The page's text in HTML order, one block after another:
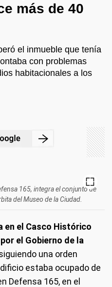
más de 40
el inmueble que tenía
con problemas
habitacionales a los
165, integra el conjunto de
del Museo de la Ciudad.
en el Casco Histórico
el Gobierno de la
una orden
estaba ocupado de
Defensa 165, en el